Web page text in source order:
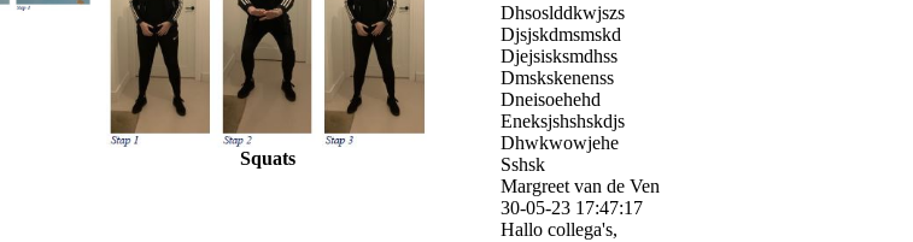
Squats
Dhsoslddkwjszs
Djsjskdmsmskd
Djejsisksmdhss
Dmskskenenss
Dneisoehehd
Eneksjshshskdjs
Dhwkwowjehe
Sshsk
Margreet van de Ven
30-05-23 17:47:17
Hallo collega's,